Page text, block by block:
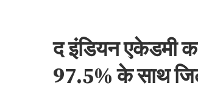
द इंडियन एकेडमी
97.5% के साथ